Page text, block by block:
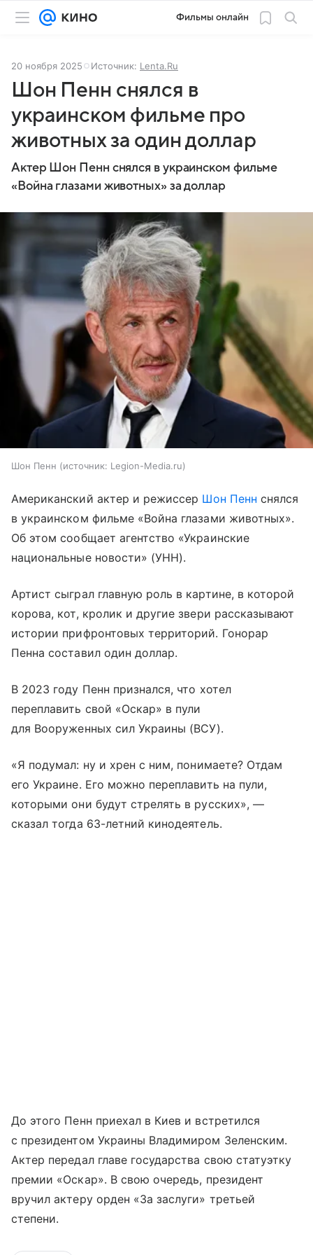
Фильмы онлайн
20 ноября 2025 Источник: Lenta.Ru
Шон Пенн снялся в
украинском фильме про
животных за один доллар
Актер Шон Пенн снялся в украинском фильме
«Война глазами животных» за доллар
Шон Пенн источник: Legion-Media.ru
Американский актер и режиссер Шон Пенн снялся
в украинском фильме «Война глазами животных».
Об этом сообщает агентство «Украинские
национальные новости» (УНН).
Артист сыграл главную роль в картине, в которой
корова, кот, кролик и другие звери рассказывают
истории прифронтовых территорий. Гонорар
Пенна составил один доллар.
В 2023 году Пенн признался, что хотел
переплавить свой «Оскар» в пули
для Вооруженных сил Украины (ВСУ).
«Я подумал: ну и хрен с ним, понимаете? Отдам
его Украине. Его можно переплавить на пули,
которыми они будут стрелять в русских», —
сказал тогда 63-летний кинодеятель.
До этого Пенн приехал в Киев и встретился
с президентом Украины Владимиром Зеленским.
Актер передал главе государства свою статуэтку
премии «Оскар». В свою очередь, президент
вручил актеру орден «За заслуги» третьей
степени.